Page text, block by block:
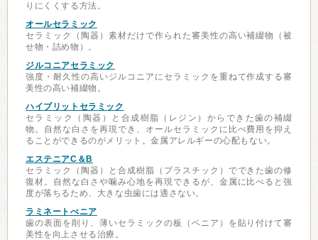
りにくくする方法。
オールセラミック
セラミック（陶器）素材だけで作られた審美性の高い補綴物（被
せ物・詰め物）。
ジルコニアセラミック
強度・耐久性の高いジルコニアにセラミックを重ねて作成する審
美性の高い補綴物。
ハイブリットセラミック
セラミック（陶器）と合成樹脂（レジン）からできた歯の補綴
物。自然な白さを再現でき、オールセラミックに比べ費用を抑え
ることができるのがメリット。金属アレルギーの心配もない。
エステニアC＆B
セラミック（陶器）と合成樹脂（プラスチック）でできた歯の修
復材。自然な白さや噛み心地を再現できるが、金属に比べると強
度が落ちるため、大きな虫歯には適さない。
ラミネートべニア
歯の表面を削り、薄いセラミックの板（ベニア）を貼り付けて審
美性を向上させる治療。